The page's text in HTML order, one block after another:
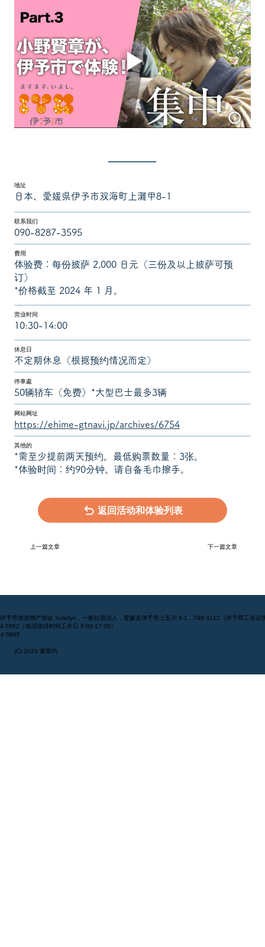
地址
日本、愛媛県伊予市双海町上灘甲8-1
联系我们
090-8287-3595
费用
体验费：每份披萨 2,000 日元（三份及以上披萨可预
订）
*价格截至 2024 年 1 月。
营业时间
10:30-14:00
休息日
不定期休息（根据预约情况而定）
停車處
50辆轿车（免费）*大型巴士最多3辆
网站网址
https://ehime-gtnavi.jp/archives/6754
其他的
*需至少提前两天预约。最低购票数量：3张。
*体验时间：约90分钟。请自备毛巾擦手。
返回活动和体验列表
上一篇文章 下一篇文章
(C) 2023 索雷约
予市旅游物产协会 Soleilyo，一般社团法人，爱媛县伊予市上五川 9-1，799-3112（伊予商工会议
5852（电话接待时间工作日 9:00-17:00）
5865